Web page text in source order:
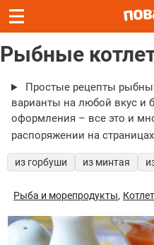
Рыбные
Простые рецепты
варианты на любой вкус и
оформления – все это и
распоряжении на
из горбуши из минтая
Рыба и морепродукты,